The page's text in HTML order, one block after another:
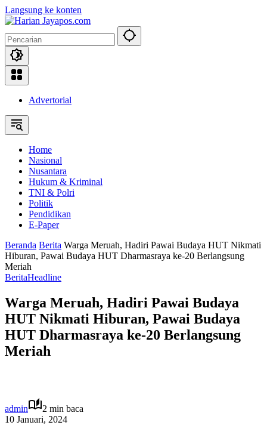
Langsung ke konten
Advertorial
Home
Nasional
Nusantara
Hukum & Kriminal
TNI & Polri
Politik
Pendidikan
E-Paper
Beranda Berita Warga Meruah, Hadiri Pawai Budaya HUT Nikmati
Hiburan, Pawai Budaya HUT Dharmasraya ke-20 Berlangsung
Meriah
BeritaHeadline
Warga Meruah, Hadiri Pawai Budaya
HUT Nikmati Hiburan, Pawai Budaya
HUT Dharmasraya ke-20 Berlangsung
Meriah
admin
2 min baca
10 Januari, 2024